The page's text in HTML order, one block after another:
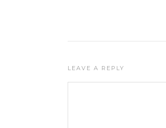
LEAVE A REPLY